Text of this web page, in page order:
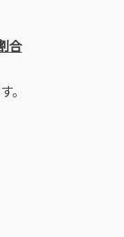
合
。